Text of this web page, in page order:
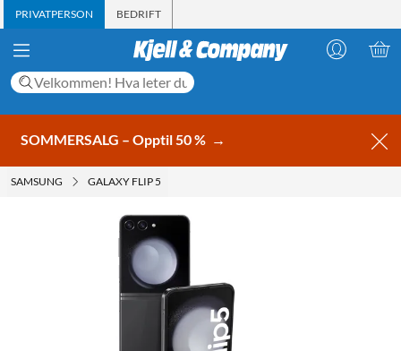
PRIVATPERSON BEDRIFT
SOMMERSALG – Opptil 50 % →
SAMSUNG GALAXY FLIP 5